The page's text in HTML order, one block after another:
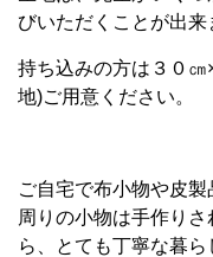
びいただくことが出来
持ち込みの方は３０
地)ご用意ください。
ご自宅で布小物や皮
周りの小物は手作り
ら、とても丁寧な暮ら